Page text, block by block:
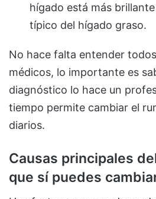
hígado está más
típico del hígado graso.
No hace falta entender
médicos, lo importante es
diagnóstico lo hace un
tiempo permite cambiar el
diarios.
Causas principales
que sí puedes